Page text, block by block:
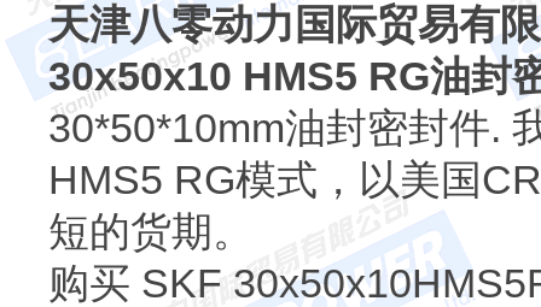
天津八零动力国际贸易有
30x50x10 HMS5 RG油封
30*50*10mm油封密封件.
HMS5 RG模式，以美国
短的货期。
购买 SKF